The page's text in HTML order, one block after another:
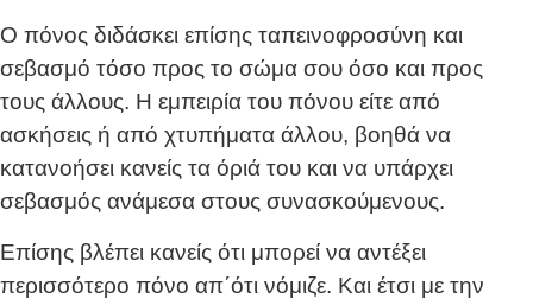
Ο πόνος διδάσκει επίσης ταπεινοφροσύνη και
σεβασμό τόσο προς το σώμα σου όσο και προς
τους άλλους. Η εμπειρία του πόνου είτε από
ασκήσεις ή από χτυπήματα άλλου, βοηθά να
κατανοήσει κανείς τα όριά του και να υπάρχει
σεβασμός ανάμεσα στους συνασκούμενους.
Επίσης βλέπει κανείς ότι μπορεί να αντέξει
περισσότερο πόνο απ΄ότι νόμιζε. Και έτσι με την